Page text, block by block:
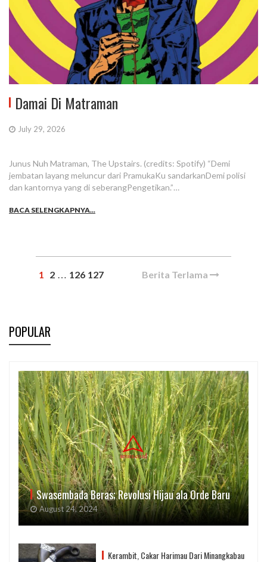
Damai Di Matraman
July 29, 2026
Junus Nuh Matraman, The Upstairs. (credits: Spotify) “Demi
jembatan layang meluncur dari PramukaKu sandarkanDemi polisi
dan kantornya yang di seberangPengetikan.”…
BACA SELENGKAPNYA...
1 2 … 126 127 Berita Terlama
POPULAR
Swasembada Beras; Revolusi Hijau ala Orde Baru
August 24, 2024
Kerambit, Cakar Harimau Dari Minangkabau